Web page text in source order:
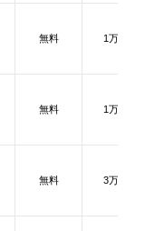
無料 1万～
無料 1万～
無料 3万～